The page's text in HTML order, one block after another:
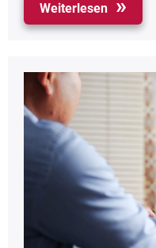
Weiterlesen